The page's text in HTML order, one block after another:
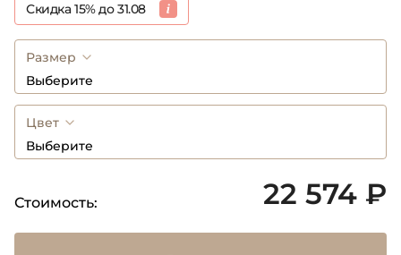
Скидка 15% до 31.08
Размер
Выберите
Цвет
Выберите
Стоимость: 22 574 ₽